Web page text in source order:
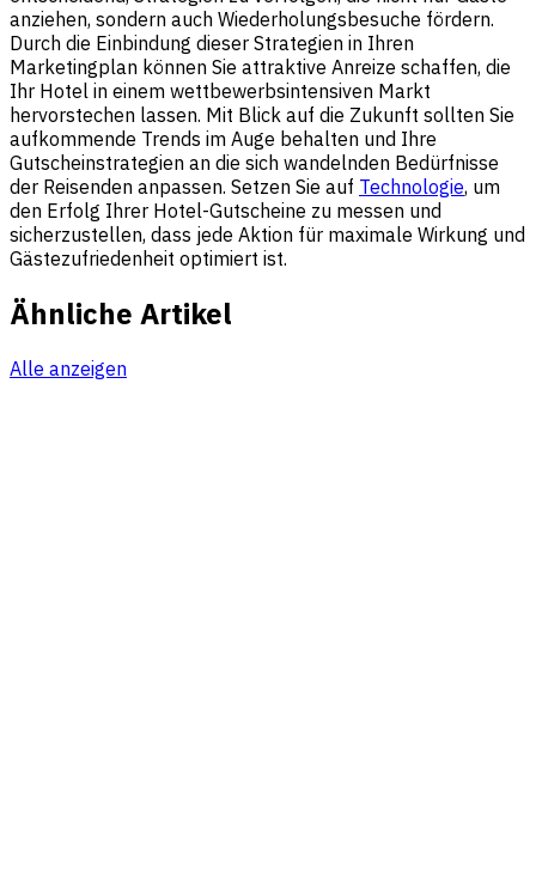
anziehen, sondern auch Wiederholungsbesuche fördern.
Durch die Einbindung dieser Strategien in Ihren
Marketingplan können Sie attraktive Anreize schaffen, die
Ihr Hotel in einem wettbewerbsintensiven Markt
hervorstechen lassen. Mit Blick auf die Zukunft sollten Sie
aufkommende Trends im Auge behalten und Ihre
Gutscheinstrategien an die sich wandelnden Bedürfnisse
der Reisenden anpassen. Setzen Sie auf Technologie, um
den Erfolg Ihrer Hotel-Gutscheine zu messen und
sicherzustellen, dass jede Aktion für maximale Wirkung und
Gästezufriedenheit optimiert ist.
Ähnliche Artikel
Alle anzeigen